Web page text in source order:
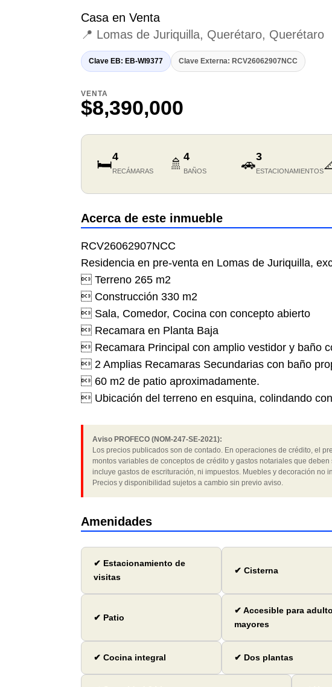
Casa en Venta
📍 Lomas de Juriquilla, Querétaro, Querétaro
Clave EB: EB-WI9377 Clave Externa: RCV26062907NCC
VENTA
$8,390,000
🛏️4
RECÁMARAS 🚿4
BAÑOS 🚗3
ESTACIONAMIENTOS
Acerca de este inmueble
RCV26062907NCC
Residencia en pre-venta en Lomas de Juriquilla,
 Terreno 265 m2
 Construcción 330 m2
 Sala, Comedor, Cocina con concepto abierto
 Recamara en Planta Baja
 Recamara Principal con amplio vestidor y baño
 2 Amplias Recamaras Secundarias con baño
 60 m2 de patio aproximadamente.
 Ubicación del terreno en esquina, colindando
Aviso PROFECO (NOM-247-SE-2021):
Los precios publicados son de contado. En operaciones de crédito, el
montos variables de conceptos de crédito y gastos notariales que
incluye gastos de escrituración, ni impuestos. Muebles y decoración no
Precios y disponibilidad sujetos a cambio sin previo aviso.
Amenidades
✔ Estacionamiento de
visitas
✔ Cisterna
✔ Patio
✔ Accesible para
mayores
✔ Cocina integral ✔ Dos plantas